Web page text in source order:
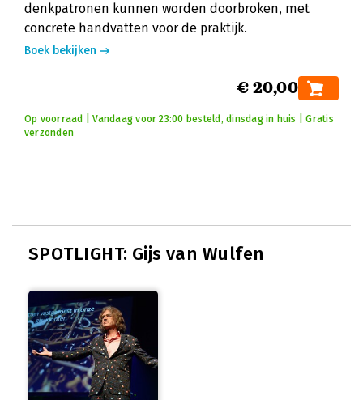
denkpatronen kunnen worden doorbroken, met
concrete handvatten voor de praktijk.
Boek bekijken
€ 20,00
Op voorraad | Vandaag voor 23:00 besteld, dinsdag in huis | Gratis
verzonden
SPOTLIGHT: Gijs van Wulfen